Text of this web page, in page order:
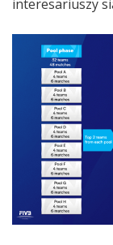
interesariuszy